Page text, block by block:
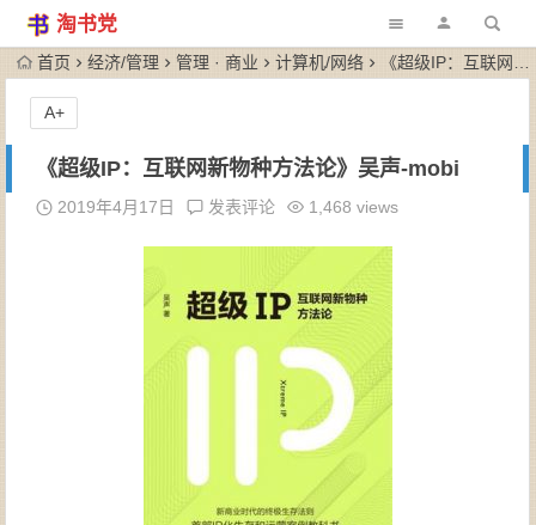
淘书党
首页 经济/管理 管理 · 商业 计算机/网络 《超级IP：互联网新物种方法论》吴声-mobi
《超级IP：互联网新物种方法论》吴声-mobi
2019年4月17日 发表评论 1,468 views
A+